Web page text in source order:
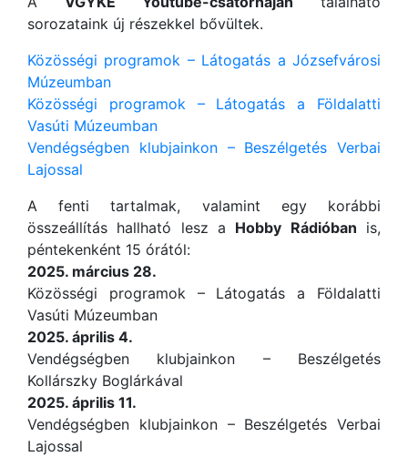
sorozataink új részekkel bővültek.
Közösségi programok – Látogatás a Józsefvárosi
Múzeumban
Közösségi programok – Látogatás a Földalatti
Vasúti Múzeumban
Vendégségben klubjainkon – Beszélgetés Verbai
Lajossal
A fenti tartalmak, valamint egy korábbi
összeállítás hallható lesz a Hobby Rádióban is,
péntekenként 15 órától:
2025. március 28.
Közösségi programok – Látogatás a Földalatti
Vasúti Múzeumban
2025. április 4.
Vendégségben klubjainkon – Beszélgetés
Kollárszky Boglárkával
2025. április 11.
Vendégségben klubjainkon – Beszélgetés Verbai
Lajossal